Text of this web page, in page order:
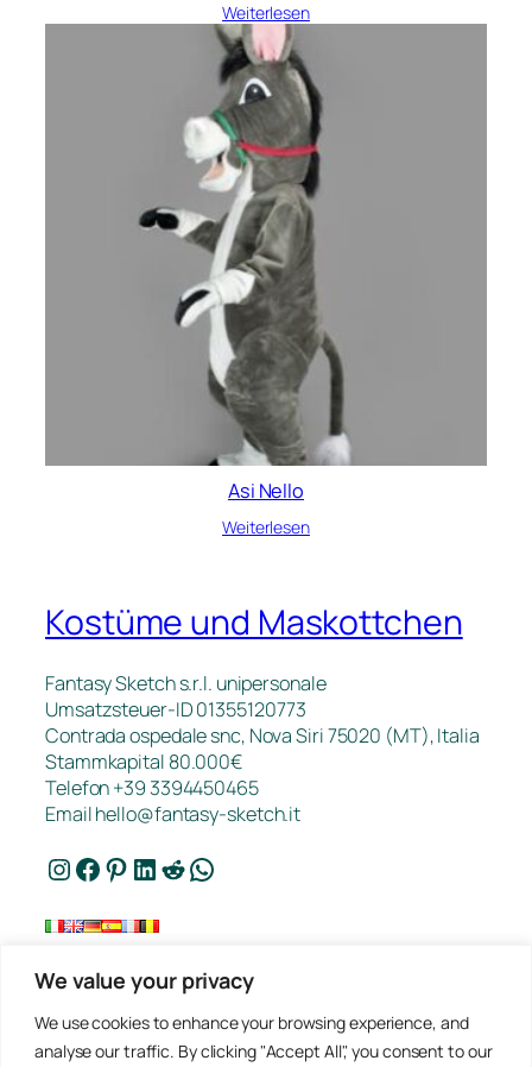
We value your privacy
We use cookies to enhance your browsing experience, and
analyse our traffic. By clicking "Accept All", you consent to our
Weiterlesen
Asi Nello
Weiterlesen
Kostüme und Maskottchen
Fantasy Sketch s.r.l. unipersonale
Umsatzsteuer-ID 01355120773
Contrada ospedale snc, Nova Siri 75020 (MT), Italia
Stammkapital 80.000€
Telefon +39 3394450465
Emailhello@fantasy-sketch.it
Instagram Facebook Pinterest LinkedIn Reddit WhatsApp
FAQ
Arbeiten